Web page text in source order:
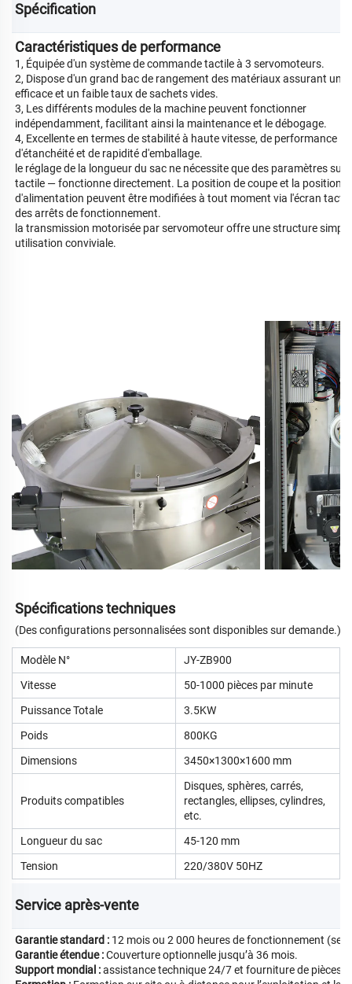
Spécification
Caractéristiques de performance
1, Équipée d'un système de commande tactile à 3 servomoteurs.
2, Dispose d'un grand bac de rangement des matériaux assurant un
efficace et un faible taux de sachets vides.
3, Les différents modules de la machine peuvent fonctionner
indépendamment, facilitant ainsi la maintenance et le débogage.
4, Excellente en termes de stabilité à haute vitesse, de performance
d'étanchéité et de rapidité d'emballage.
le réglage de la longueur du sac ne nécessite que des paramètres sur
tactile — fonctionne directement. La position de coupe et la position
d'alimentation peuvent être modifiées à tout moment via l'écran
des arrêts de fonctionnement.
la transmission motorisée par servomoteur offre une structure
utilisation conviviale.
Spécifications techniques
(Des configurations personnalisées sont disponibles sur demande.)
Modèle N°
JY-ZB900
Vitesse
50-1000 pièces par minute
Puissance Totale
3.5KW
Poids
800KG
Dimensions
3450×1300×1600 mm
Produits compatibles
Disques, sphères, carrés,
rectangles, ellipses, cylindres,
etc.
Longueur du sac
45-120 mm
Tension
220/380V 50HZ
Service après-vente
Garantie standard : 12 mois ou 2 000 heures de fonctionnement
Garantie étendue :Couverture optionnelle jusqu’à 36 mois.
Support mondial :assistance technique 24/7 et fourniture de pièces